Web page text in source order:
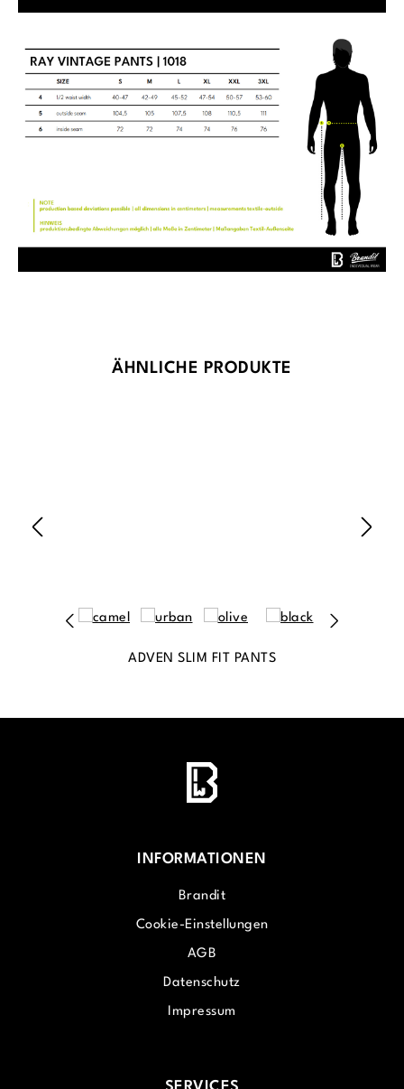
Produktgalerie überspringen
ÄHNLICHE PRODUKTE
ADVEN SLIM FIT PANTS
INFORMATIONEN
Brandit
Cookie-Einstellungen
AGB
Datenschutz
Impressum